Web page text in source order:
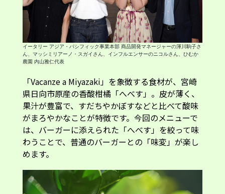
イータリー アジア・パシフィック事業本部 商品開発マネージャーの渾川駒子さ
ん、マッシミリアーノ・スガイさん、インフルエンサーのニコルさん、ひむか
農園 内山雅仁代表
「Vacanze a Miyazaki」を象徴する食材が、宮崎
県日向市原産の香酸柑橘「へべす」。皮が薄く、
果汁が豊富で、すだちやかぼすなどと比べて酸味
がまろやかなことが特徴です。今回のメニューで
は、バーガーに添えられた「へべす」を絞って味
わうことで、普通のバーガーとの「味変」が楽し
めます。